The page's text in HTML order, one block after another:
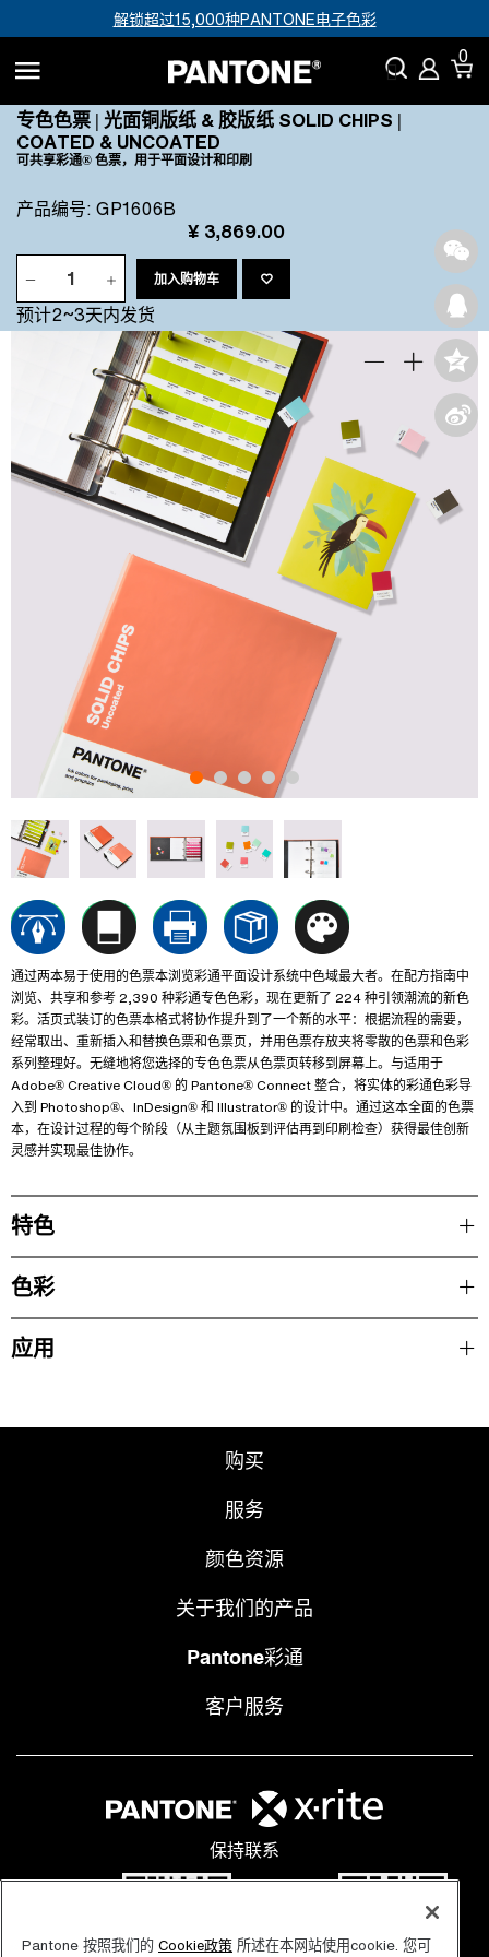
解锁超过15,000种PANTONE电子色彩
0
专色色票 | 光面铜版纸 & 胶版纸 SOLID CHIPS |
COATED & UNCOATED
可共享彩通® 色票，用于平面设计和印刷
产品编号: GP1606B
¥ 3,869.00
加入购物车
预计2~3天内发货
通过两本易于使用的色票本浏览彩通平面设计系统中色域最大者。在配方指南中
浏览、共享和参考 2,390 种彩通专色色彩，现在更新了 224 种引领潮流的新色
彩。活页式装订的色票本格式将协作提升到了一个新的水平：根据流程的需要，
经常取出、重新插入和替换色票和色票页，并用色票存放夹将零散的色票和色彩
系列整理好。无缝地将您选择的专色色票从色票页转移到屏幕上。与适用于
Adobe® Creative Cloud® 的 Pantone® Connect 整合，将实体的彩通色彩导
入到 Photoshop®、InDesign® 和 Illustrator® 的设计中。通过这本全面的色票
本，在设计过程的每个阶段（从主题氛围板到评估再到印刷检查）获得最佳创新
灵感并实现最佳协作。
特色
色彩
应用
购买
服务
颜色资源
关于我们的产品
Pantone彩通
客户服务
保持联系
Pantone 按照我们的 Cookie政策 所述在本网站使用cookie. 您可